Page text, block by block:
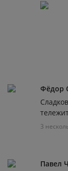
Фёдор
3
Павел